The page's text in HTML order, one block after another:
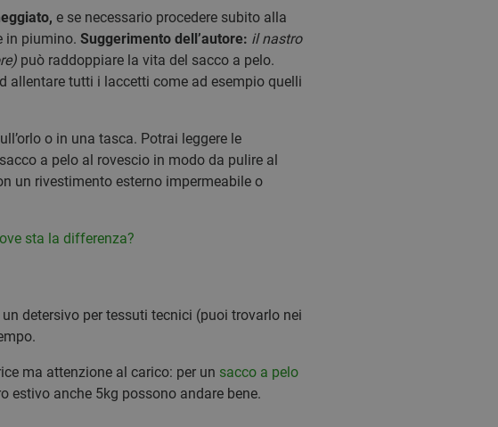
e se necessario procedere subito alla
in piumino. Suggerimento dell’autore: il nastro
può raddoppiare la vita del sacco a pelo.
allentare tutti i laccetti come ad esempio quelli
o in una tasca. Potrai leggere le
a pelo al rovescio in modo da pulire al
un rivestimento esterno impermeabile o
sta la differenza?
detersivo per tessuti tecnici (puoi trovarlo nei
ma attenzione al carico: per un sacco a pelo
estivo anche 5kg possono andare bene.